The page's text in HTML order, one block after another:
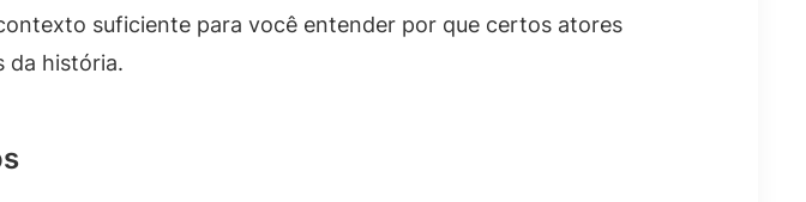
suficiente para você entender por que certos atores
da história.